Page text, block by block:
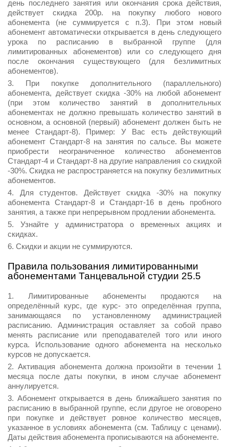
день последнего занятия или окончания срока действия,
действует скидка 200р. на покупку любого нового
абонемента (не суммируется с п.3). При этом новый
абонемент автоматически открывается в день следующего
урока по расписанию в выбранной группе (для
лимитированных абонементов) или со следующего дня
после окончания существующего (для безлимитных
абонементов).
При покупке дополнительного (параллельного)
абонемента, действует скидка -30% на любой абонемент
(при этом количество занятий в дополнительных
абонементах не должно превышать количество занятий в
основном, а основной (первый) абонемент должен быть не
менее Стандарт-8). Пример: У Вас есть действующий
абонемент Стандарт-8 на занятия по сальсе. Вы можете
приобрести неограниченное количество абонементов
Стандарт-4 и Стандарт-8 на другие направления со скидкой
-30%. Скидка не распространяется на покупку безлимитных
абонементов.
Для студентов. Действует скидка -30% на покупку
абонемента Стандарт-8 и Стандарт-16 в день пробного
занятия, а также при непрерывном продлении абонемента.
Узнайте у администратора о временных акциях и
скидках.
Скидки и акции не суммируются.
Правила пользования лимитированными
абонементами Танцевальной студии 25.5
Лимитированные абонементы продаются на
определённый курс, где курс- это определённая группа,
занимающаяся по установленному администрацией
расписанию. Администрация оставляет за собой право
менять расписание или преподавателей того или иного
курса. Использование одного абонемента на несколько
курсов не допускается.
Активация абонемента должна произойти в течении 1
месяца после даты покупки, в ином случае абонемент
аннулируется.
Абонемент открывается в день ближайшего занятия по
расписанию в выбранной группе, если другое не оговорено
при покупке и действует ровное количество месяцев,
указанное в условиях абонемента (см. Таблицу с ценами).
Даты действия абонемента прописываются на абонементе.